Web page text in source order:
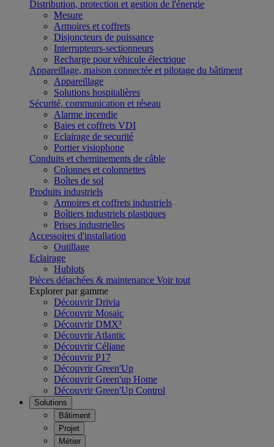
Distribution, protection et gestion de l'énergie
Mesure
Armoires et coffrets
Disjoncteurs de puissance
Interrupteurs-sectionneurs
Recharge pour véhicule électrique
Appareillage, maison connectée et pilotage du bâtiment
Appareillage
Solutions hospitalières
Sécurité, communication et réseau
Alarme incendie
Baies et coffrets VDI
Eclairage de securité
Portier visiophone
Conduits et cheminements de câble
Colonnes et colonnettes
Boîtes de sol
Produits industriels
Armoires et coffrets industriels
Boîtiers industriels plastiques
Prises industrielles
Accessoires d'installation
Outillage
Eclairage
Hublots
Pièces détachées & maintenance Voir tout
Explorer par gamme
Découvrir Drivia
Découvrir Mosaic
Découvrir DMX³
Découvrir Atlantic
Découvrir Céliane
Découvrir P17
Découvrir Green'Up
Découvrir Green'up Home
Découvrir Green'Up Control
Solutions
Bâtiment
Projet
Métier